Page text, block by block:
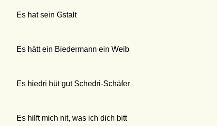
Es hat sein Gstalt
Es hätt ein Biedermann ein Weib
Es hiedri hüt gut Schedri-Schäfer
Es hilft mich nit, was ich dich bitt